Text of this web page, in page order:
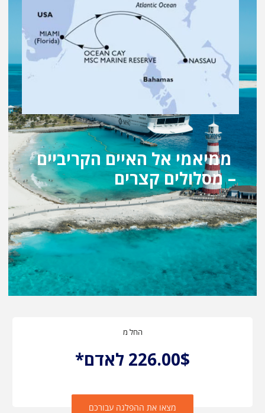
ממיאמי אל האיים הקריביים
– מסלולים קצרים
החל מ
226.00$ לאדם*
מצאו את ההפלגה עבורכם